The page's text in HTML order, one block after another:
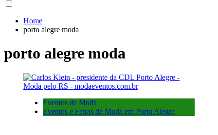
Home
porto alegre moda
porto alegre moda
Eventos de Moda
Eventos e Feiras de Moda em Porto Alegre